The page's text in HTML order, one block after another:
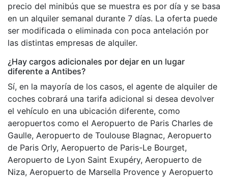
precio del minibús que se muestra es por día y se basa
en un alquiler semanal durante 7 días. La oferta puede
ser modificada o eliminada con poca antelación por
las distintas empresas de alquiler.
¿Hay cargos adicionales por dejar en un lugar
diferente a Antibes?
Sí, en la mayoría de los casos, el agente de alquiler de
coches cobrará una tarifa adicional si desea devolver
el vehículo en una ubicación diferente, como
aeropuertos como el Aeropuerto de Paris Charles de
Gaulle, Aeropuerto de Toulouse Blagnac, Aeropuerto
de Paris Orly, Aeropuerto de Paris-Le Bourget,
Aeropuerto de Lyon Saint Exupéry, Aeropuerto de
Niza, Aeropuerto de Marsella Provence y Aeropuerto